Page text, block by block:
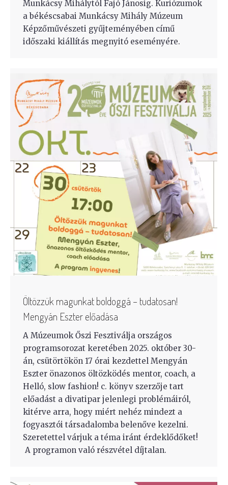
Munkácsy Mihálytól Fajó Jánosig. Kuriózumok
a békéscsabai Munkácsy Mihály Múzeum
Képzőművészeti gyűjteményében című
időszaki kiállítás megnyitó eseményére.
Öltözzük magunkat boldoggá – tudatosan!
Mengyán Eszter előadása
A Múzeumok Őszi Fesztiválja országos
programsorozat keretében 2025. október 30-
án, csütörtökön 17 órai kezdettel Mengyán
Eszter önazonos öltözködés mentor, coach, a
Helló, slow fashion! c. könyv szerzője tart
előadást a divatipar jelenlegi problémáiról,
kitérve arra, hogy miért nehéz mindezt a
fogyasztói társadalomba belenőve kezelni.
Szeretettel várjuk a téma iránt érdeklődőket!
A programon való részvétel díjtalan.